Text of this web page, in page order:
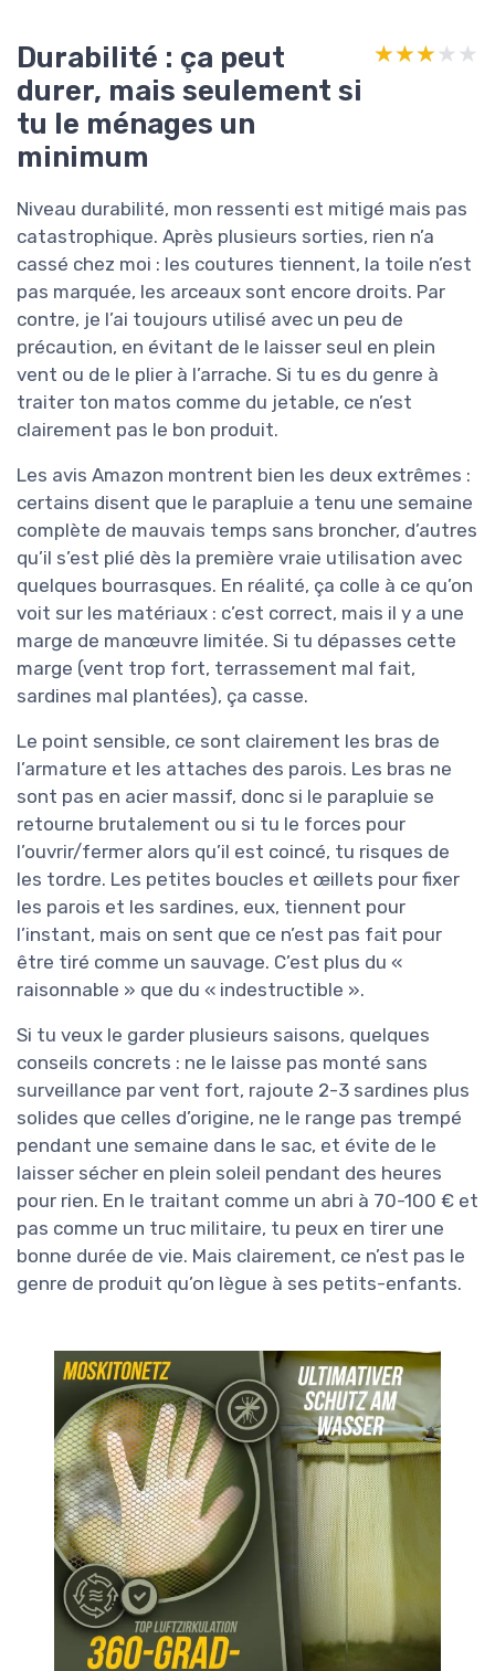
Durabilité : ça peut
durer, mais seulement si
tu le ménages un
minimum
★★★★★
★★★★★
Niveau durabilité, mon ressenti est mitigé mais pas
catastrophique. Après plusieurs sorties, rien n’a
cassé chez moi : les coutures tiennent, la toile n’est
pas marquée, les arceaux sont encore droits. Par
contre, je l’ai toujours utilisé avec un peu de
précaution, en évitant de le laisser seul en plein
vent ou de le plier à l’arrache. Si tu es du genre à
traiter ton matos comme du jetable, ce n’est
clairement pas le bon produit.
Les avis Amazon montrent bien les deux extrêmes :
certains disent que le parapluie a tenu une semaine
complète de mauvais temps sans broncher, d’autres
qu’il s’est plié dès la première vraie utilisation avec
quelques bourrasques. En réalité, ça colle à ce qu’on
voit sur les matériaux : c’est correct, mais il y a une
marge de manœuvre limitée. Si tu dépasses cette
marge (vent trop fort, terrassement mal fait,
sardines mal plantées), ça casse.
Le point sensible, ce sont clairement les bras de
l’armature et les attaches des parois. Les bras ne
sont pas en acier massif, donc si le parapluie se
retourne brutalement ou si tu le forces pour
l’ouvrir/fermer alors qu’il est coincé, tu risques de
les tordre. Les petites boucles et œillets pour fixer
les parois et les sardines, eux, tiennent pour
l’instant, mais on sent que ce n’est pas fait pour
être tiré comme un sauvage. C’est plus du «
raisonnable » que du « indestructible ».
Si tu veux le garder plusieurs saisons, quelques
conseils concrets : ne le laisse pas monté sans
surveillance par vent fort, rajoute 2-3 sardines plus
solides que celles d’origine, ne le range pas trempé
pendant une semaine dans le sac, et évite de le
laisser sécher en plein soleil pendant des heures
pour rien. En le traitant comme un abri à 70-100 € et
pas comme un truc militaire, tu peux en tirer une
bonne durée de vie. Mais clairement, ce n’est pas le
genre de produit qu’on lègue à ses petits-enfants.